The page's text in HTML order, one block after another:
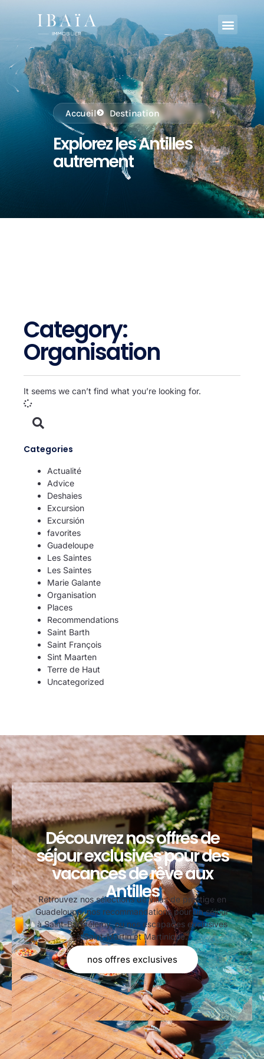
Accueil Destination
Explorez les Antilles
autrement
Category:
Organisation
It seems we can’t find what you’re looking for.
Categories
Actualité
Advice
Deshaies
Excursion
Excursión
favorites
Guadeloupe
Les Saintes
Les Saintes
Marie Galante
Organisation
Places
Recommendations
Saint Barth
Saint François
Sint Maarten
Terre de Haut
Uncategorized
Découvrez nos offres de
séjour exclusives pour des
vacances de rêve aux
Antilles
Retrouvez nos sélections de villas de prestige en
Guadeloupe, nos recommandations pour un séjour
à Saint-Barthélemy, ou nos escapades exclusives
à Saint-Martin et Martinique.
nos offres exclusives